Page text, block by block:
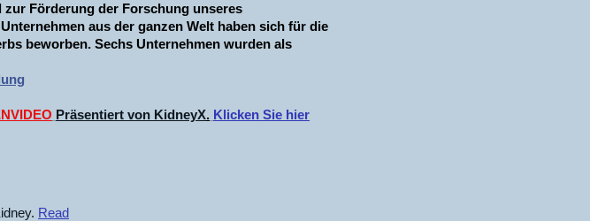
zur Förderung der Forschung unseres
aus der ganzen Welt haben sich für die
beworben. Sechs Unternehmen wurden als
Präsentiert von KidneyX. Klicken Sie hier
Read